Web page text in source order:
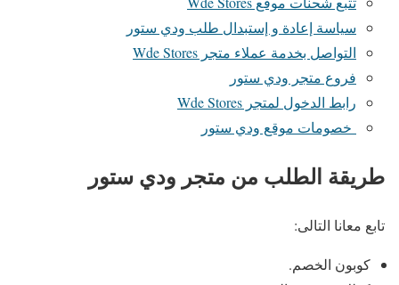
سياسة إعادة و إستبدال طلب ودي ستور
التواصل بخدمة عملاء متجر Wde Stores
فروع متجر ودي ستور
رابط الدخول لمتجر Wde Stores
خصومات موقع ودي ستور
طريقة الطلب من متجر ودي ستور
تابع معانا التالى:
كوبون الخصم.